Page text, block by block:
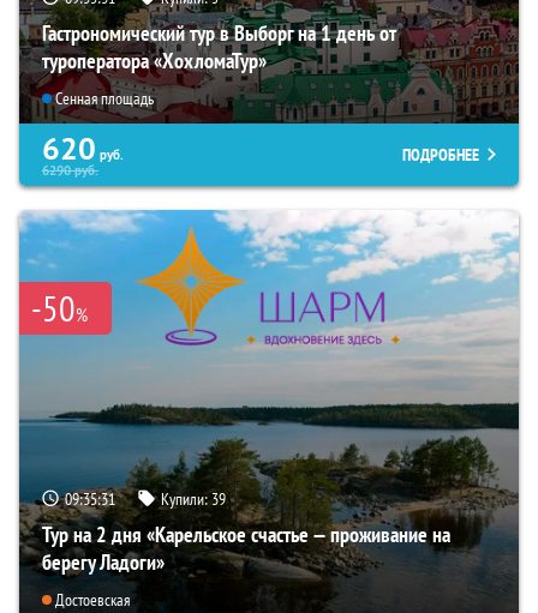
Гастрономический тур в Выборг на 1 день от
туроператора «ХохломаТур»
Сенная площадь
620 руб.
6290руб.
ПОДРОБНЕЕ
-50%
09:35:30 Купили:39
Тур на 2 дня «Карельское счастье — проживание на
берегу Ладоги»
Достоевская